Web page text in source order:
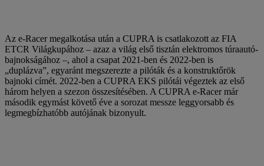
Az e-Racer megalkotása után a CUPRA is csatlakozott az FIA
ETCR Világkupához – azaz a világ első tisztán elektromos túraautó-
bajnokságához –, ahol a csapat 2021-ben és 2022-ben is
„duplázva”, egyaránt megszerezte a pilóták és a konstruktőrök
bajnoki címét. 2022-ben a CUPRA EKS pilótái végeztek az első
három helyen a szezon összesítésében. A CUPRA e-Racer már
második egymást követő éve a sorozat messze leggyorsabb és
legmegbízhatóbb autójának bizonyult.